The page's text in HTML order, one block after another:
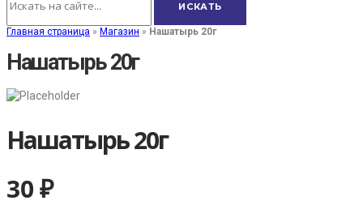
Главная страница » Магазин » Нашатырь 20г
Нашатырь 20г
Нашатырь 20г
30₽